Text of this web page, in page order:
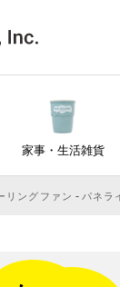
家事・生活雑貨
リングファン パネラ